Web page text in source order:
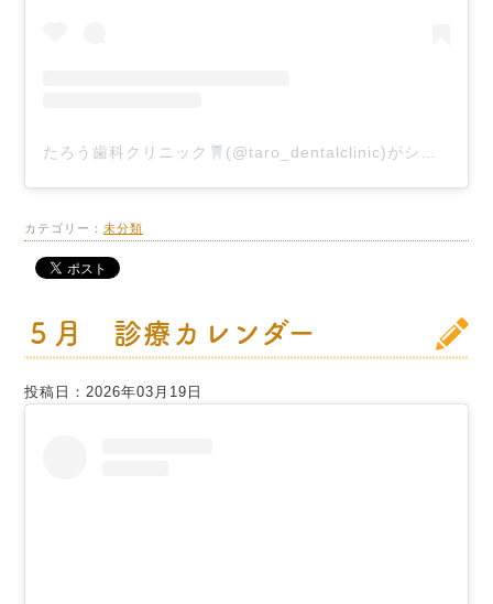
たろう歯科クリニック (@taro_dentalclinic)がシェアした投稿
カテゴリー： 未分類
５月 診療カレンダー
投稿日：2026年03月19日